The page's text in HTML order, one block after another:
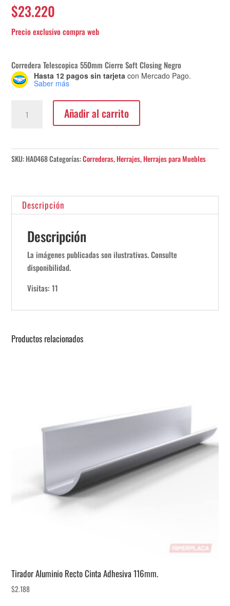
$23.220
Corredera Telescopica 550mm Cierre Soft Closing Negro
Hasta 12 pagos sin tarjeta con Mercado Pago.
Saber más
Telescopica
Closing
Añadir al carrito
SKU:HA0468Categorías:Correderas,Herrajes,Herrajes para Muebles
Descripción
Descripción
La imágenes publicadas son ilustrativas. Consulte
disponibilidad.
Visitas: 11
Productos relacionados
Tirador Aluminio Recto Cinta Adhesiva 116mm.
$2.188